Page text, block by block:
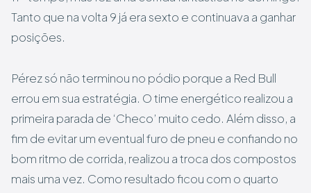
Tanto que na volta 9 já era sexto e continuava a ganhar
posições.
Pérez só não terminou no pódio porque a Red Bull
errou em sua estratégia. O time energético realizou a
primeira parada de ‘Checo’ muito cedo. Além disso, a
fim de evitar um eventual furo de pneu e confiando no
bom ritmo de corrida, realizou a troca dos compostos
mais uma vez. Como resultado ficou com o quarto